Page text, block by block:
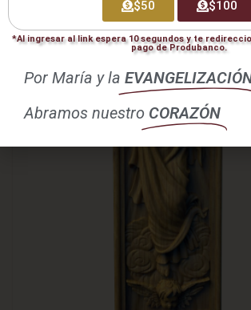
$50 $100
*Al ingresar al link espera 10 segundos y te
pago de Produbanco.
Por María y la
Abramos nuestro CORAZÓN